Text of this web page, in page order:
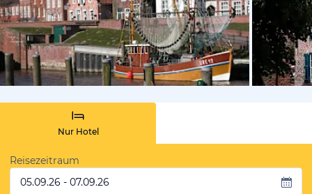
von
Nur Hotel
Reisezeitraum
05.09.26 - 07.09.26